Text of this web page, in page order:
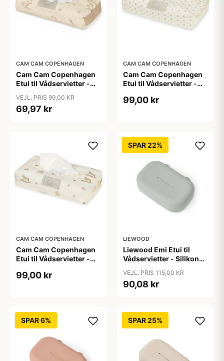
CAM CAM COPENHAGEN
Cam Cam Copenhagen
Etui til Vådservietter -
VEJL. PRIS 99,00 KR
69,97 kr
CAM CAM COPENHAGEN
Cam Cam Copenhagen
Etui til Vådservietter -
99,00 kr
CAM CAM COPENHAGEN
Cam Cam Copenhagen
Etui til Vådservietter -
99,00 kr
SPAR 22%
LIEWOOD
Liewood Emi Etui til
Vådservietter - Silikone -
VEJL. PRIS 115,00 KR
90,08 kr
SPAR 6% SPAR 25%